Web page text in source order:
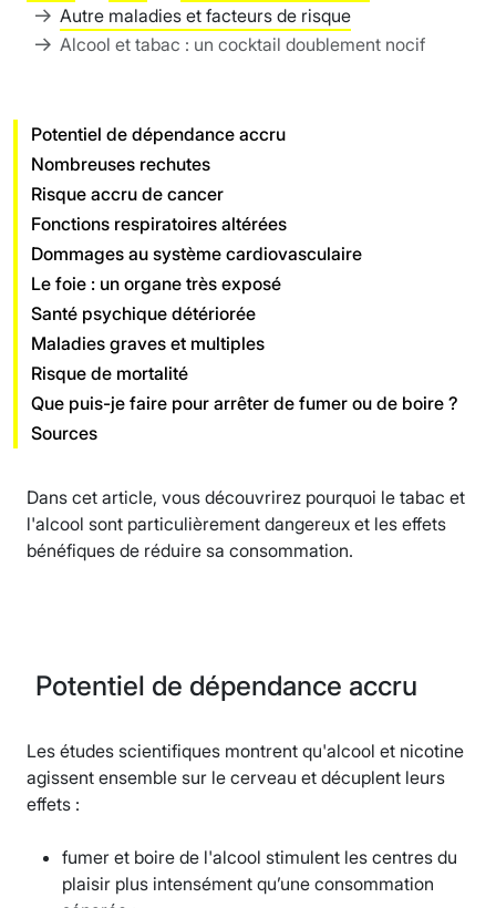
Autre maladies et facteurs de risque
Alcool et tabac : un cocktail doublement nocif
Potentiel de dépendance accru
Nombreuses rechutes
Risque accru de cancer
Fonctions respiratoires altérées
Dommages au système cardiovasculaire
Le foie : un organe très exposé
Santé psychique détériorée
Maladies graves et multiples
Risque de mortalité
Que puis-je faire pour arrêter de fumer ou de boire ?
Sources
Dans cet article, vous découvrirez pourquoi le tabac et
l'alcool sont particulièrement dangereux et les effets
bénéfiques de réduire sa consommation.
Potentiel de dépendance accru
Les études scientifiques montrent qu'alcool et nicotine
agissent ensemble sur le cerveau et décuplent leurs
effets :
fumer et boire de l'alcool stimulent les centres du
plaisir plus intensément qu’une consommation